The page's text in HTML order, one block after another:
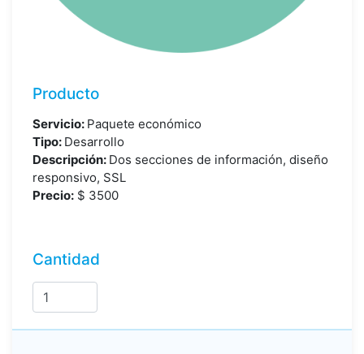
Producto
Servicio: Paquete económico
Tipo: Desarrollo
Descripción: Dos secciones de información, diseño
responsivo, SSL
Precio: $ 3500
Cantidad